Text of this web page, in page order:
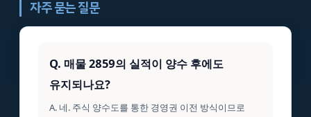
자주 묻는 질문
Q. 매물 2859의 실적이 양수 후에도
유지되나요?
A. 네. 주식 양수도를 통한 경영권 이전 방식이므로